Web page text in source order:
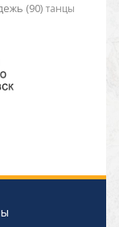
(90) танцы